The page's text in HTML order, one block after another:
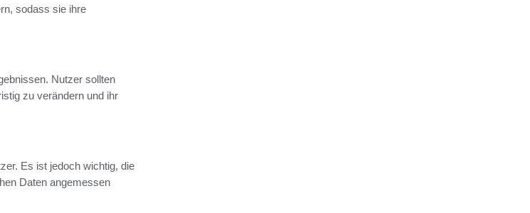
sodass sie ihre
Nutzer sollten
zu verändern und ihr
Es ist jedoch wichtig, die
Daten angemessen